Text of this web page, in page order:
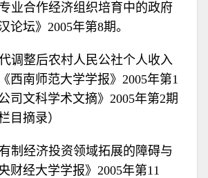
业合作经济组织培育中的政府
论坛》2005年第8期。
调整后农村人民公社个人收入
西南师范大学学报》2005年第1
司文科学术文摘》2005年第2期
目摘录）
制经济投资领域拓展的障碍与
财经大学学报》2005年第11